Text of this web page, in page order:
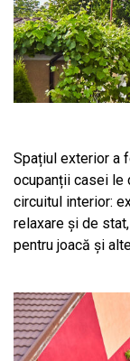
Spațiul exterior a
ocupanții casei le
circuitul interior:
relaxare și de
pentru joacă și